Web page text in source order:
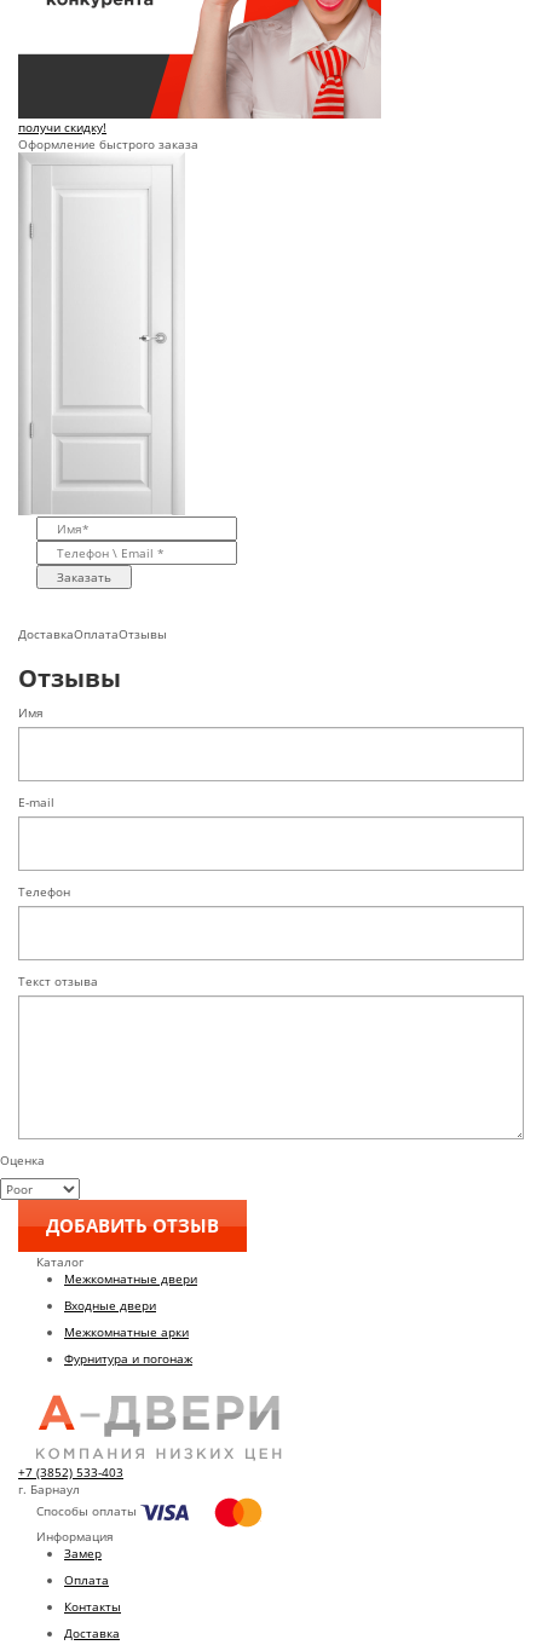
получи скидку!
Оформление быстрого заказа
Заказать
ДоставкаОплатаОтзывы
Отзывы
Имя
E-mail
Телефон
Текст отзыва
Оценка
Каталог
Межкомнатные двери
Входные двери
Межкомнатные арки
Фурнитура и погонаж
+7 (3852) 533-403
г. Барнаул
Способы оплаты
Информация
Замер
Оплата
Контакты
Доставка